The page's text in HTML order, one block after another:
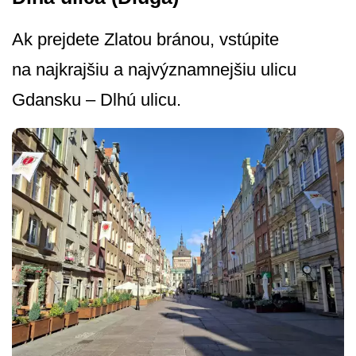
Ak prejdete Zlatou bránou, vstúpite
na najkrajšiu a najvýznamnejšiu ulicu
Gdansku – Dlhú ulicu.